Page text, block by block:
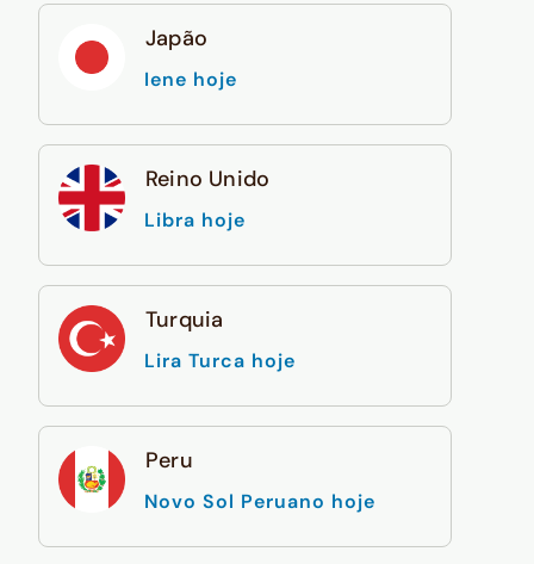
Japão
Iene hoje
Reino Unido
Libra hoje
Turquia
Lira Turca hoje
Peru
Novo Sol Peruano hoje